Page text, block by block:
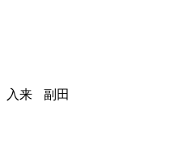
入来 副田